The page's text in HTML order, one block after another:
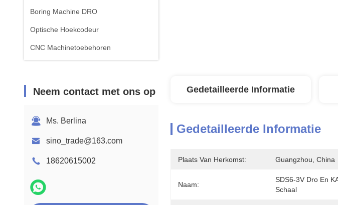
Boring Machine DRO
Optische Hoekcodeur
CNC Machinetoebehoren
Neem contact met ons op
Ms. Berlina
sino_trade@163.com
18620615002
Gedetailleerde Informatie
Gedetailleerde Informatie
Plaats Van Herkomst: Guangzhou, China
Naam:
SDS6-3V Dro En
Schaal